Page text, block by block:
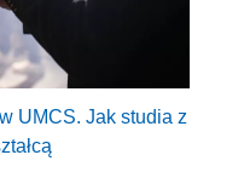
UMCS. Jak studia z